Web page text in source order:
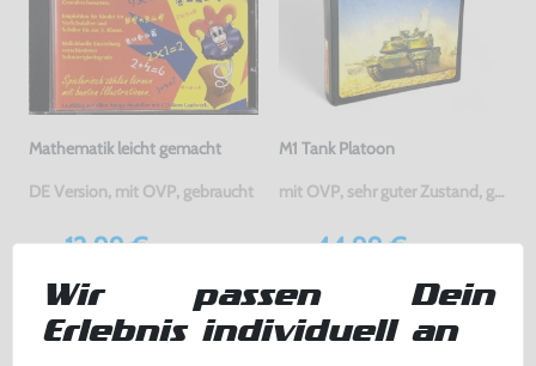
Mathematik leicht gemacht
DE Version, mit OVP, gebraucht
nur12,99 €
M1 Tank Platoon
mit OVP, sehr guter Zustand, gebraucht
nur44,99 €
Warenkorb
Wir passen Dein
Erlebnis individuell an